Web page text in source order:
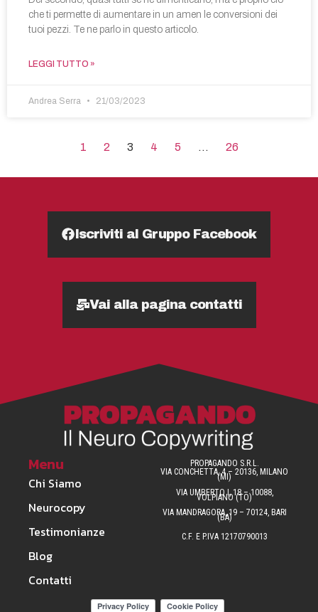
che ti permette di aumentare in un amen le conversioni dei
tuoi pezzi. Te ne parlo in questo articolo.
LEGGI TUTTO »
Andrea Serra 21/03/2023
1 2 3 4 5 … 26
Iscriviti al Gruppo Facebook
Vai alla pagina contatti
Menu
Chi Siamo
Neurocopy
Testimonianze
Blog
Contatti
PROPAGANDO S.R.L.
VIA CONCHETTA, 4 – 20136, MILANO
(MI)
VIA UMBERTO I, 18 – 10088,
VOLPIANO (TO)
VIA MANDRAGORA, 19 – 70124, BARI
(BA)
C.F. E P.IVA 12170790013